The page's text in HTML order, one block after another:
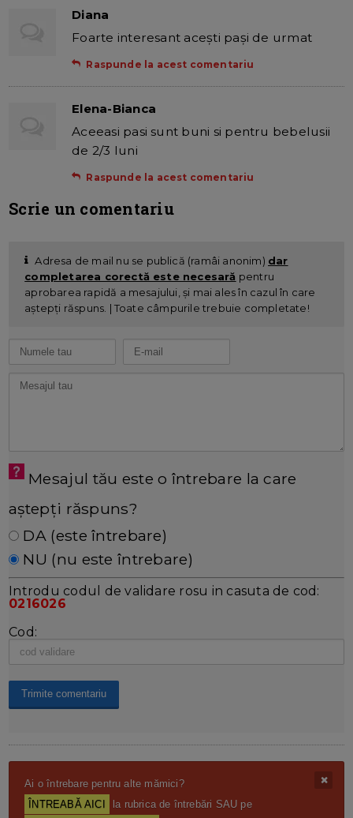
Diana
Foarte interesant aceşti paşi de urmat
Raspunde la acest comentariu
Elena-Bianca
Aceeasi pasi sunt buni si pentru bebelusii
de 2/3 luni
Raspunde la acest comentariu
Scrie un comentariu
Adresa de mail nu se publică (ramâi anonim) dar
completarea corectă este necesară pentru
aprobarea rapidă a mesajului, și mai ales în cazul în care
aștepți răspuns. | Toate câmpurile trebuie completate!
Mesajul tău este o întrebare la care
aștepți răspuns?
DA (este întrebare)
NU (nu este întrebare)
Introdu codul de validare rosu in casuta de cod:
0216026
Cod:
Ai o întrebare pentru alte mămici?
ÎNTREABĂ AICI
la rubrica de întrebări SAU pe